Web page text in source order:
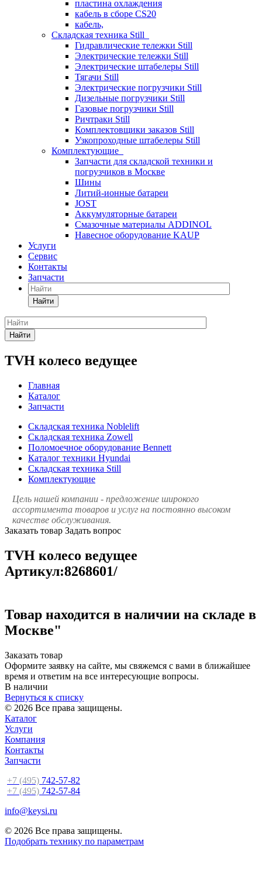
пластина охлаждения
кабель в сборе CS20
кабель,
Складская техника Still
Гидравлические тележки Still
Электрические тележки Still
Электрические штабелеры Still
Тягачи Still
Электрические погрузчики Still
Дизельные погрузчики Still
Газовые погрузчики Still
Ричтраки Still
Комплектовщики заказов Still
Узкопроходные штабелеры Still
Комплектующие
Запчасти для складской техники и
погрузчиков в Москве
Шины
Литий-ионные батареи
JOST
Аккумуляторные батареи
Смазочные материалы ADDINOL
Навесное оборудование KAUP
Услуги
Сервис
Контакты
Запчасти
Найти
Найти
TVH колесо ведущее
Главная
Каталог
Запчасти
Складская техника Noblelift
Складская техника Zowell
Поломоечное оборудование Bennett
Каталог техники Hyundai
Складская техника Still
Комплектующие
Цель нашей компании - предложение широкого
ассортимента товаров и услуг на постоянно высоком
качестве обслуживания.
Заказать товар Задать вопрос
TVH колесо ведущее
Артикул:8268601/
Товар находится в наличии на складе в
Москве"
Заказать товар
Оформите заявку на сайте, мы свяжемся с вами в ближайшее
время и ответим на все интересующие вопросы.
В наличии
Вернуться к списку
© 2026 Все права защищены.
Каталог
Услуги
Компания
Контакты
Запчасти
+7 (495) 742-57-82
+7 (495) 742-57-84
info@keysi.ru
© 2026 Все права защищены.
Подобрать технику по параметрам